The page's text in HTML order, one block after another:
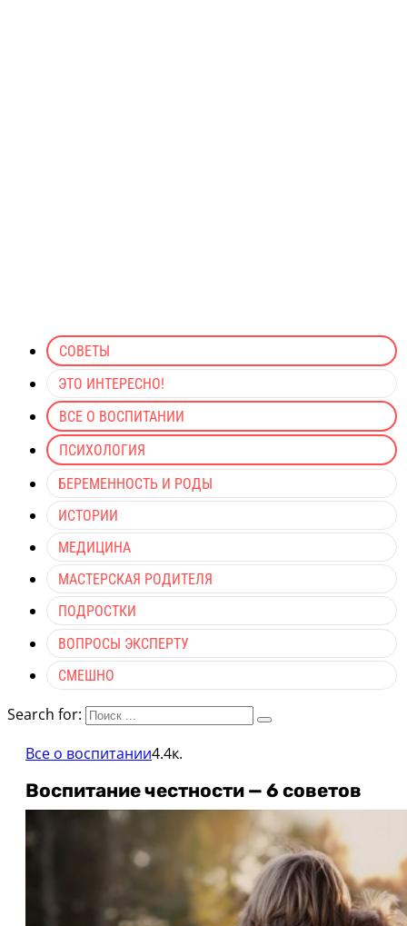
СОВЕТЫ
ЭТО ИНТЕРЕСНО!
ВСЕ О ВОСПИТАНИИ
ПСИХОЛОГИЯ
БЕРЕМЕННОСТЬ И РОДЫ
ИСТОРИИ
МЕДИЦИНА
МАСТЕРСКАЯ РОДИТЕЛЯ
ПОДРОСТКИ
ВОПРОСЫ ЭКСПЕРТУ
СМЕШНО
Search for:
Все о воспитании4.4к.
Воспитание честности — 6 советов